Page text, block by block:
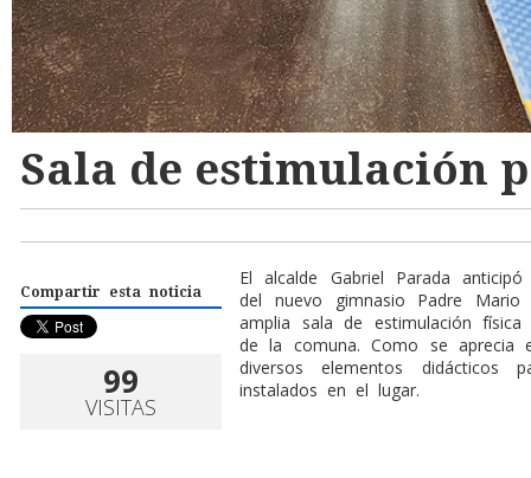
Sala de estimulación
Compartir esta noticia
99
VISITAS
El alcalde Gabriel Parada
del nuevo gimnasio Padre
amplia sala de estimulación
de la comuna. Como se
diversos elementos didácticos
instalados en el lugar.